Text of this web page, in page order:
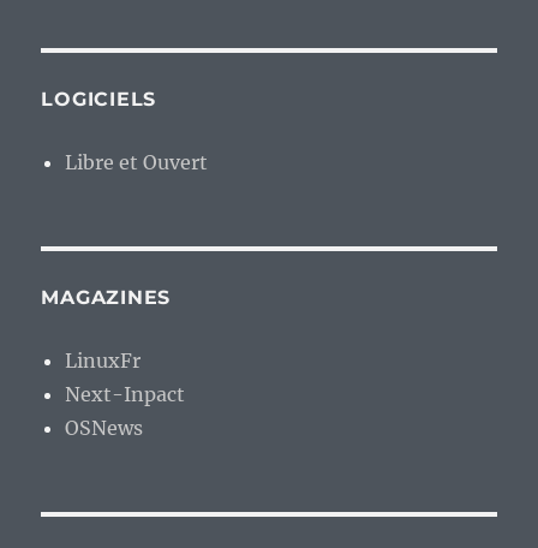
LOGICIELS
Libre et Ouvert
MAGAZINES
LinuxFr
Next-Inpact
OSNews